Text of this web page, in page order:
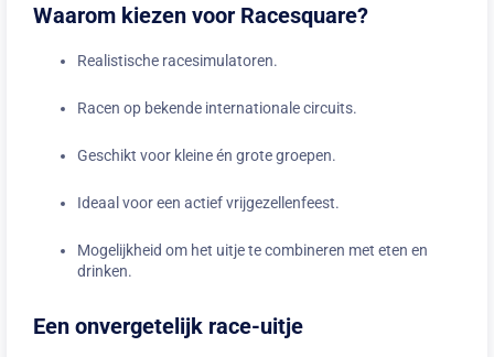
Waarom kiezen voor Racesquare?
Realistische racesimulatoren.
Racen op bekende internationale circuits.
Geschikt voor kleine én grote groepen.
Ideaal voor een actief vrijgezellenfeest.
Mogelijkheid om het uitje te combineren met eten en
drinken.
Een onvergetelijk race-uitje